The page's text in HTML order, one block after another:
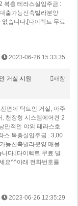
복층 테라스실입주금 :
출가능신축빌라분양
습니다.[다이렉트 무료
2023-06-26 15:33:35
거실 시원
새창
면이 탁트인 거실, 아주
천장형 시스템에어컨 2
만적인 야외 테라스호
스 복층실입주금 : 3,00
능신축빌라분양 매물
다.[다이렉트 무료 빌
요^^아래 전화번호를
2023-06-26 12:35:29